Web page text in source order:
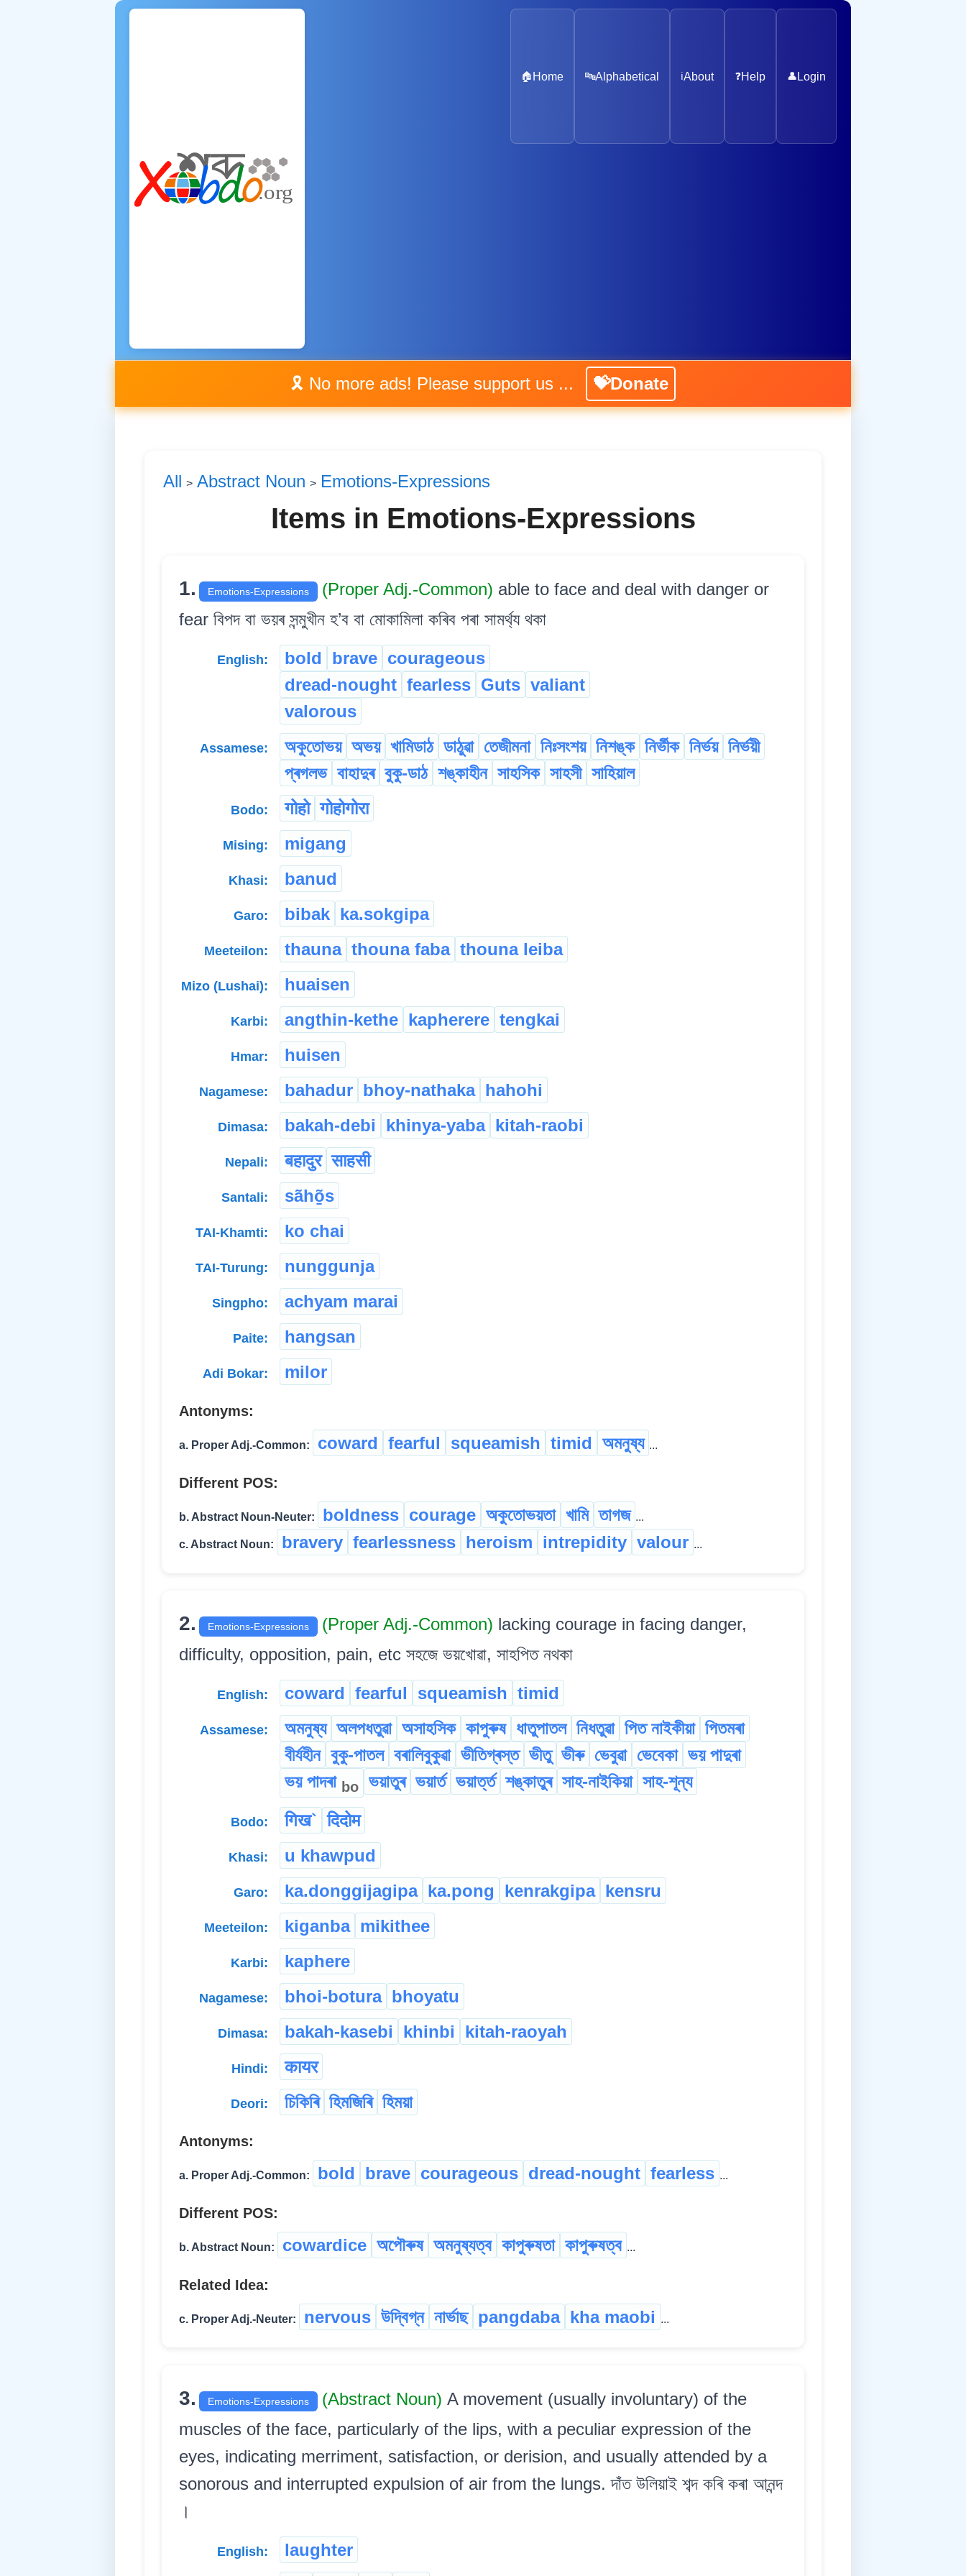
🏠 Home 🔤Alphabetical ℹ️About ❓Help 👤 Login
🎗️ No more ads! Please support us ... 💝Donate
All > Abstract Noun > Emotions-Expressions
Items in Emotions-Expressions
1. Emotions-Expressions (Proper Adj.-Common) able to face and deal with danger or
fear বিপদ বা ভয়ৰ সন্মুখীন হ’ব বা মোকামিলা কৰিব পৰা সামৰ্থ্য থকা
English: bold brave courageous
dread-nought fearless Guts valiant
valorous
Assamese: অকুতোভয় অভয় খামিডাঠ ডাঠুৱা তেজীমনা নিঃসংশয় নিশঙ্ক নিৰ্ভীক নিৰ্ভয় নিৰ্ভয়ী
প্ৰগলভ বাহাদুৰ বুকু-ডাঠ শঙ্কাহীন সাহসিক সাহসী সাহিয়াল
Bodo: गोहो गोहोगोरा
Mising: migang
Khasi: banud
Garo: bibak ka.sokgipa
Meeteilon: thauna thouna faba thouna leiba
Mizo (Lushai): huaisen
Karbi: angthin-kethe kapherere tengkai
Hmar: huisen
Nagamese: bahadur bhoy-nathaka hahohi
Dimasa: bakah-debi khinya-yaba kitah-raobi
Nepali: बहादुर साहसी
Santali: sãhõ̱s
TAI-Khamti: ko chai
TAI-Turung: nunggunja
Singpho: achyam marai
Paite: hangsan
Adi Bokar: milor
Antonyms:
a. Proper Adj.-Common: coward fearful squeamish timid অমনুষ্য ...
Different POS:
b. Abstract Noun-Neuter: boldness courage অকুতোভয়তা খামি তাগজ ...
c. Abstract Noun: bravery fearlessness heroism intrepidity valour ...
2. Emotions-Expressions (Proper Adj.-Common) lacking courage in facing danger,
difficulty, opposition, pain, etc সহজে ভয়খোৱা, সাহপিত নথকা
English: coward fearful squeamish timid
Assamese: অমনুষ্য অলপধতুৱা অসাহসিক কাপুৰুষ ধাতুপাতল নিধতুৱা পিত নাইকীয়া পিতমৰা
বীৰ্যহীন বুকু-পাতল বৰালিবুকুৱা ভীতিগ্ৰস্ত ভীতু ভীৰু ভেবুৱা ভেবেকা ভয় পাদুৰা
ভয় পাদৰা bo ভয়াতুৰ ভয়াৰ্ত ভয়াৰ্ত্ত শঙ্কাতুৰ সাহ-নাইকিয়া সাহ-শূন্য
Bodo: गिख` दिदोम
Khasi: u khawpud
Garo: ka.donggijagipa ka.pong kenrakgipa kensru
Meeteilon: kiganba mikithee
Karbi: kaphere
Nagamese: bhoi-botura bhoyatu
Dimasa: bakah-kasebi khinbi kitah-raoyah
Hindi: कायर
Deori: চিকিৰি হিমজিৰি হিময়া
Antonyms:
a. Proper Adj.-Common: bold brave courageous dread-nought fearless ...
Different POS:
b. Abstract Noun: cowardice অপৌৰুষ অমনুষ্যত্ব কাপুৰুষতা কাপুৰুষত্ব ...
Related Idea:
c. Proper Adj.-Neuter: nervous উদ্বিগ্ন নাৰ্ভাছ pangdaba kha maobi ...
3. Emotions-Expressions (Abstract Noun) A movement (usually involuntary) of the
muscles of the face, particularly of the lips, with a peculiar expression of the
eyes, indicating merriment, satisfaction, or derision, and usually attended by a
sonorous and interrupted expulsion of air from the lungs. দাঁত উলিয়াই শব্দ কৰি কৰা আনন্দ
।
English:
laughter